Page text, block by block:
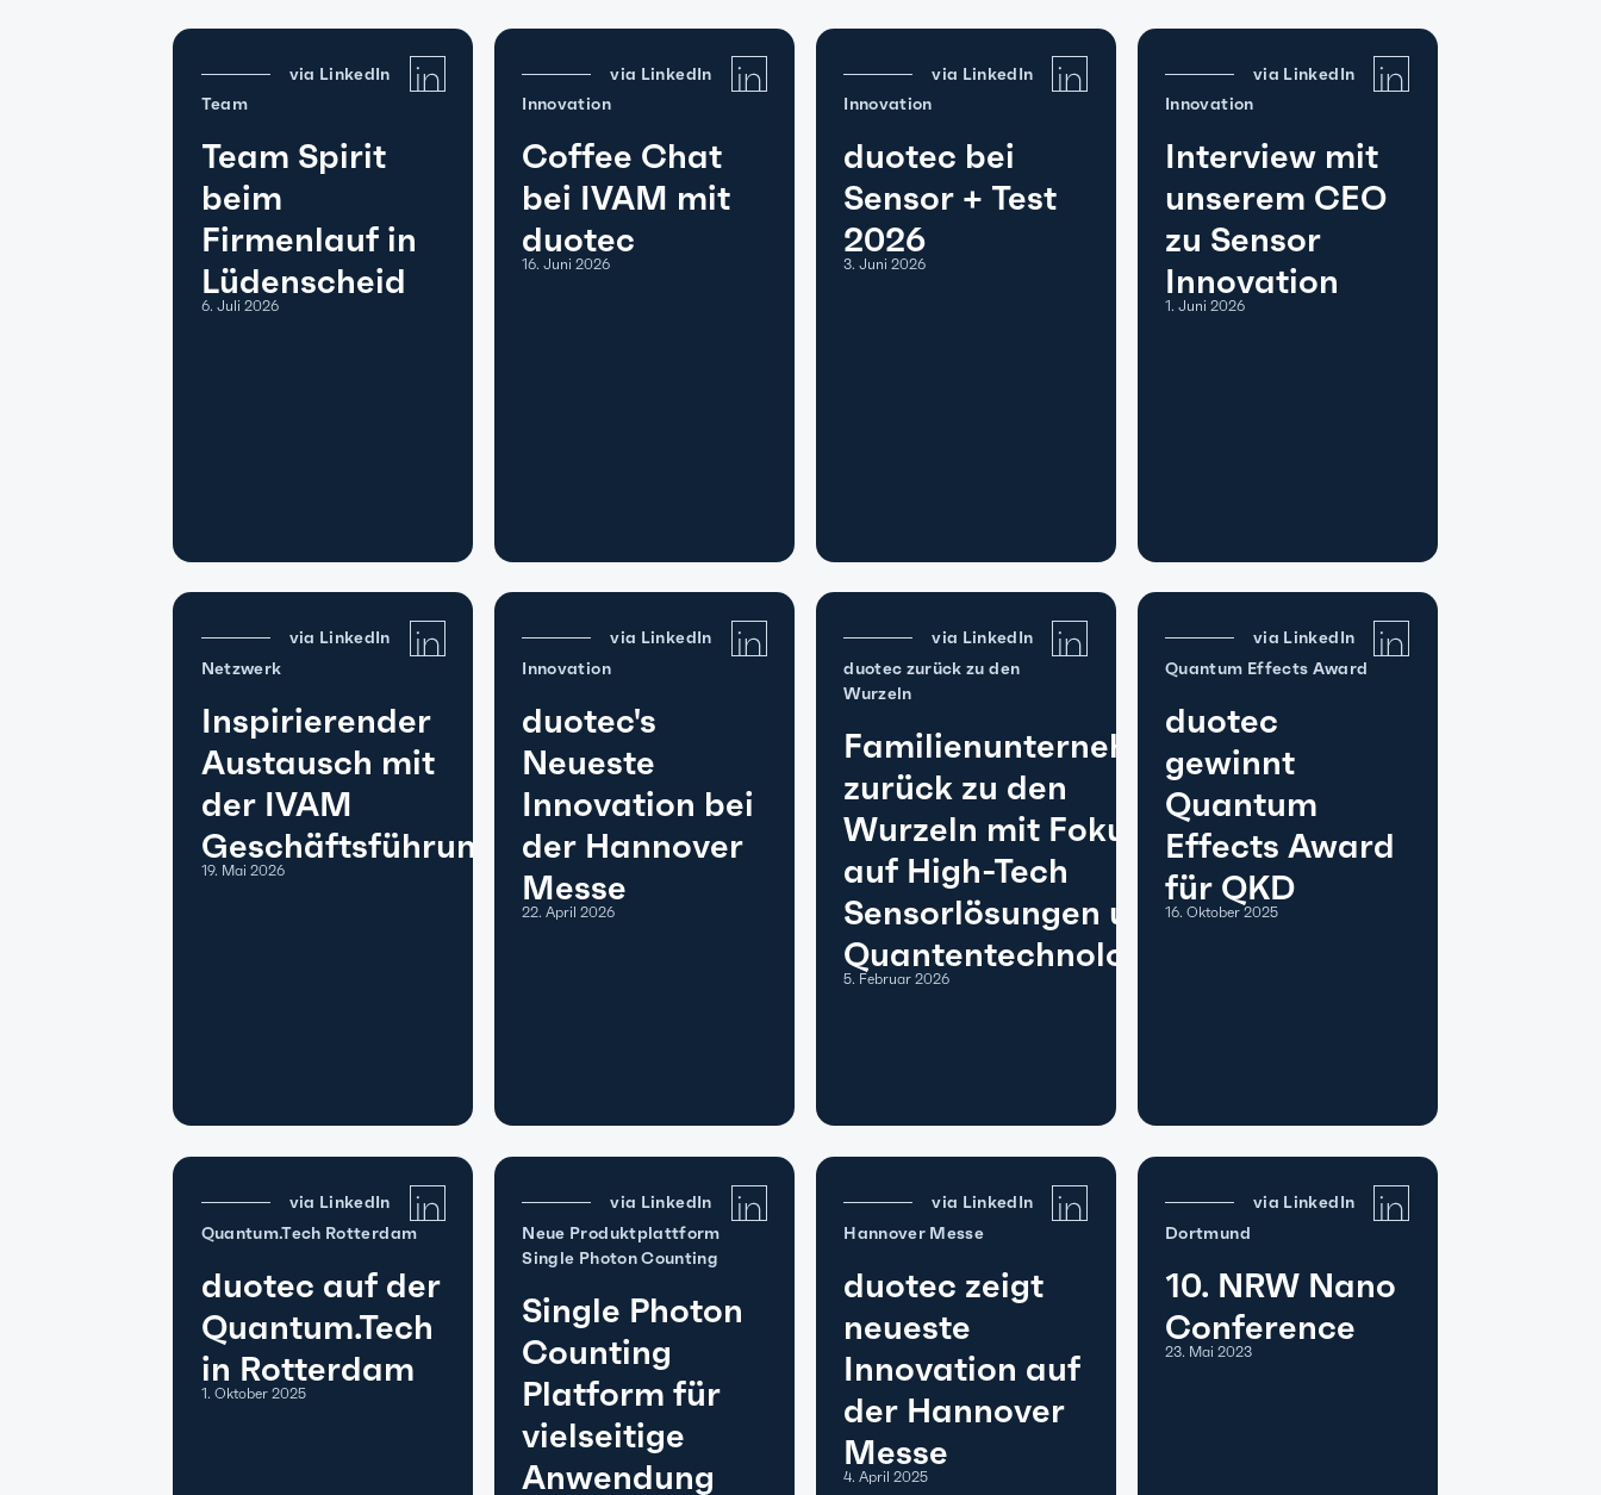
via LinkedIn
Team
Team Spirit
beim
Firmenlauf in
Lüdenscheid
6. Juli 2026
via LinkedIn
Innovation
Coffee Chat
bei IVAM mit
duotec
16. Juni 2026
via LinkedIn
Innovation
duotec bei
Sensor + Test
2026
3. Juni 2026
via LinkedIn
Innovation
Interview mit
unserem CEO
zu Sensor
Innovation
1. Juni 2026
via LinkedIn
Netzwerk
Inspirierender
Austausch mit
der IVAM
Geschäftsführung
19. Mai 2026
via LinkedIn
Innovation
duotec's
Neueste
Innovation bei
der Hannover
Messe
22. April 2026
via LinkedIn
duotec zurück zu den
Wurzeln
Familienunternehmen
zurück zu den
Wurzeln mit Fokus
auf High-Tech
Sensorlösungen und
Quantentechnologie
5. Februar 2026
via LinkedIn
Quantum Effects Award
duotec
gewinnt
Quantum
Effects Award
für QKD
16. Oktober 2025
via LinkedIn
Quantum.Tech Rotterdam
duotec auf der
Quantum.Tech
in Rotterdam
1. Oktober 2025
via LinkedIn
Neue Produktplattform
Single Photon Counting
Single Photon
Counting
Platform für
vielseitige
Anwendung
via LinkedIn
Hannover Messe
duotec zeigt
neueste
Innovation auf
der Hannover
Messe
4. April 2025
via LinkedIn
Dortmund
10. NRW Nano
Conference
23. Mai 2023